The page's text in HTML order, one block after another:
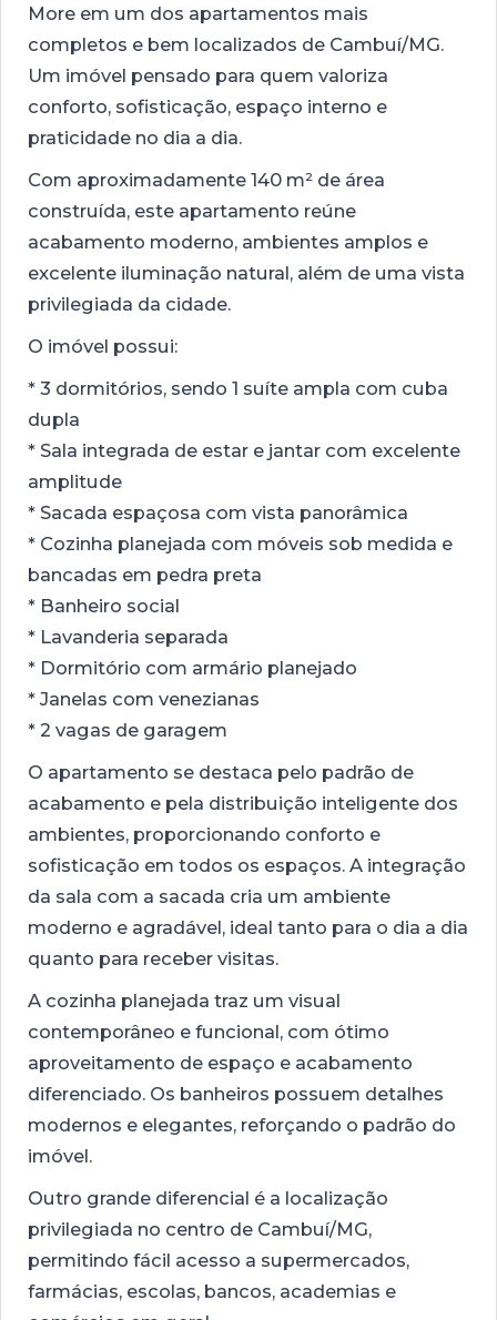
More em um dos apartamentos mais
completos e bem localizados de Cambuí/MG.
Um imóvel pensado para quem valoriza
conforto, sofisticação, espaço interno e
praticidade no dia a dia.
Com aproximadamente 140 m² de área
construída, este apartamento reúne
acabamento moderno, ambientes amplos e
excelente iluminação natural, além de uma vista
privilegiada da cidade.
O imóvel possui:
* 3 dormitórios, sendo 1 suíte ampla com cuba
dupla
* Sala integrada de estar e jantar com excelente
amplitude
* Sacada espaçosa com vista panorâmica
* Cozinha planejada com móveis sob medida e
bancadas em pedra preta
* Banheiro social
* Lavanderia separada
* Dormitório com armário planejado
* Janelas com venezianas
* 2 vagas de garagem
O apartamento se destaca pelo padrão de
acabamento e pela distribuição inteligente dos
ambientes, proporcionando conforto e
sofisticação em todos os espaços. A integração
da sala com a sacada cria um ambiente
moderno e agradável, ideal tanto para o dia a dia
quanto para receber visitas.
A cozinha planejada traz um visual
contemporâneo e funcional, com ótimo
aproveitamento de espaço e acabamento
diferenciado. Os banheiros possuem detalhes
modernos e elegantes, reforçando o padrão do
imóvel.
Outro grande diferencial é a localização
privilegiada no centro de Cambuí/MG,
permitindo fácil acesso a supermercados,
farmácias, escolas, bancos, academias e